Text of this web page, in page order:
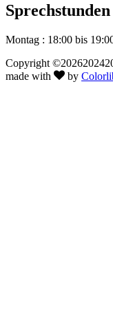
Sprechstunden
Montag : 18:00 bis
Copyright ©
made with
by